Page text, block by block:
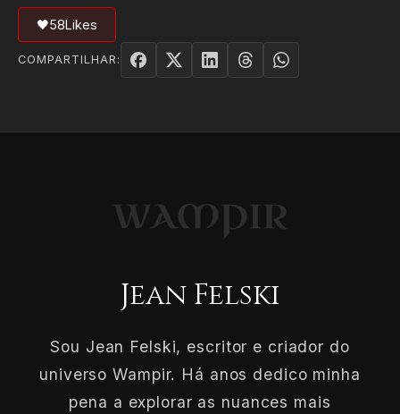
🖤58Likes
COMPARTILHAR:
Jean Felski
Sou Jean Felski, escritor e criador do
universo Wampir. Há anos dedico minha
pena a explorar as nuances mais